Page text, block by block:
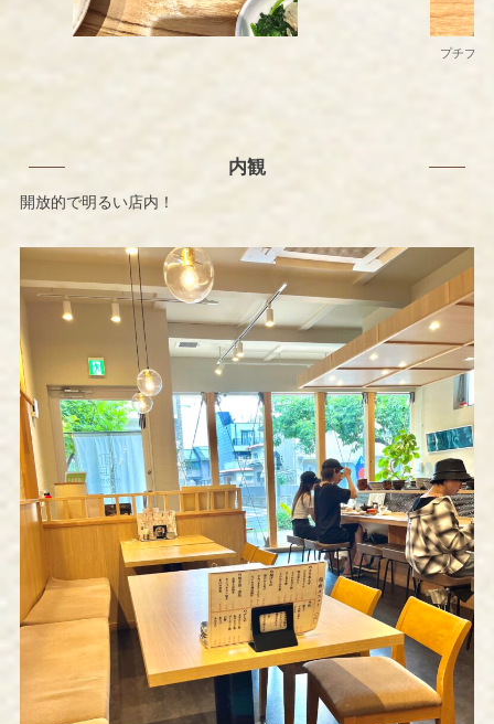
プチプチ
内観
開放的で明るい店内！